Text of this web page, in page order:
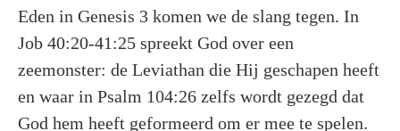
Eden in Genesis 3 komen we de slang tegen. In
Job 40:20-41:25 spreekt God over een
zeemonster: de Leviathan die Hij geschapen heeft
en waar in Psalm 104:26 zelfs wordt gezegd dat
God hem heeft geformeerd om er mee te spelen.